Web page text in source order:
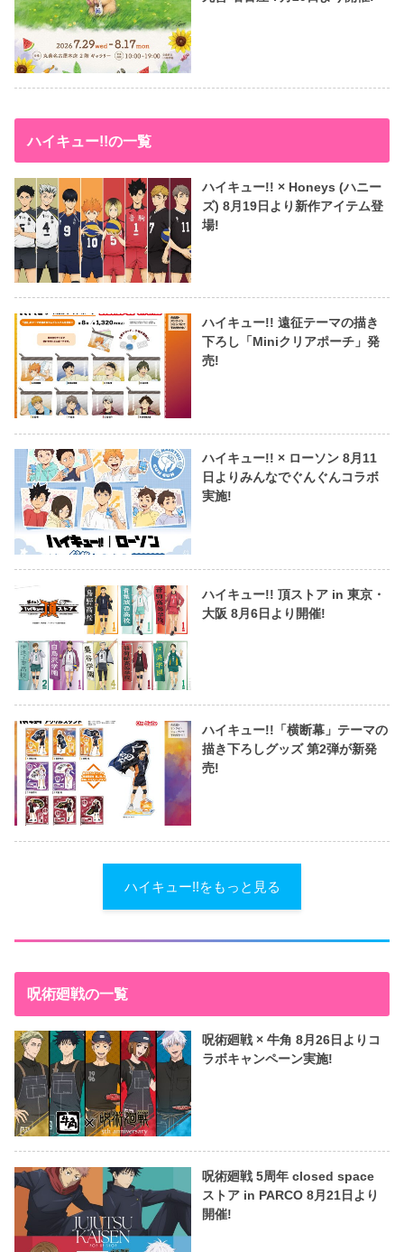
ハイキュー!!の一覧
ハイキュー!! × Honeys (ハニー
ズ) 8月19日より新作アイテム登
場!
ハイキュー!! 遠征テーマの描き
下ろし「Miniクリアポーチ」発
売!
ハイキュー!! × ローソン 8月11
日よりみんなでぐんぐんコラボ
実施!
ハイキュー!! 頂ストア in 東京・
大阪 8月6日より開催!
ハイキュー!!「横断幕」テーマの
描き下ろしグッズ 第2弾が新発
売!
ハイキュー!!をもっと見る
呪術廻戦の一覧
呪術廻戦 × 牛角 8月26日よりコ
ラボキャンペーン実施!
呪術廻戦 5周年 closed space
ストア in PARCO 8月21日より
開催!